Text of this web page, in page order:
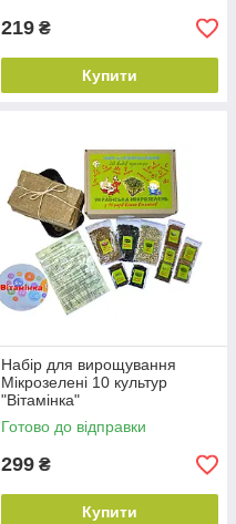
219 ₴
Купити
Набір для вирощування
Мікрозелені 10 культур
"Вітамінка"
Готово до відправки
299 ₴
Купити